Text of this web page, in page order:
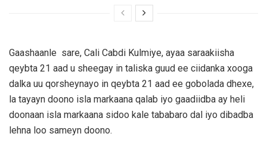
Gaashaanle sare, Cali Cabdi Kulmiye, ayaa saraakiisha
qeybta 21 aad u sheegay in taliska guud ee ciidanka xooga
dalka uu qorsheynayo in qeybta 21 aad ee gobolada dhexe,
la tayayn doono isla markaana qalab iyo gaadiidba ay heli
doonaan isla markaana sidoo kale tababaro dal iyo dibadba
lehna loo sameyn doono.